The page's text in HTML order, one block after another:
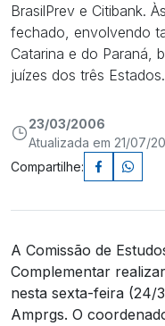
BrasilPrev e Citibank.
fechado, envolvendo
Catarina e do Paraná,
juízes dos três Estados.
23/03/2006
Atualizada em 21/07/
Compartilhe:
A Comissão de
Complementar
nesta sexta-feira (24/
Amprgs. O